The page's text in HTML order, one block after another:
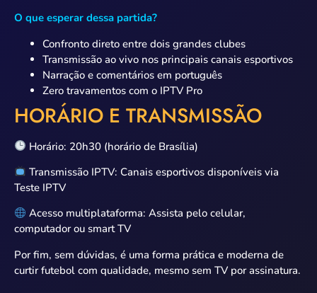
O que esperar dessa partida?
Confronto direto entre dois grandes clubes
Transmissão ao vivo nos principais canais esportivos
Narração e comentários em português
Zero travamentos com o IPTV Pro
HORÁRIO E TRANSMISSÃO
Horário: 20h30 (horário de Brasília)
Transmissão IPTV: Canais esportivos disponíveis via
Teste IPTV
Acesso multiplataforma: Assista pelo celular,
computador ou smart TV
Por fim, sem dúvidas, é uma forma prática e moderna de
curtir futebol com qualidade, mesmo sem TV por assinatura.